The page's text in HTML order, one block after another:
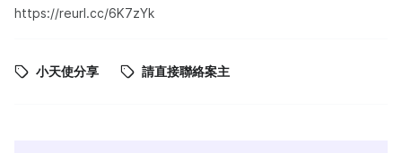
https://reurl.cc/6K7zYk
小天使分享 請直接聯絡案主